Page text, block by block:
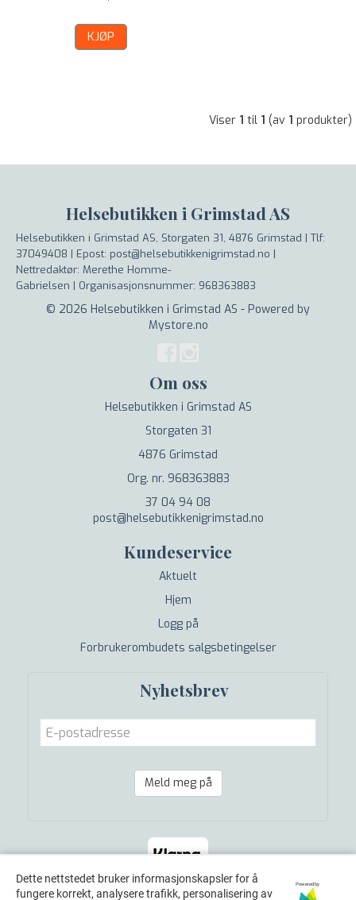
KJØP
Viser 1 til 1 (av 1 produkter)
Helsebutikken i Grimstad AS
Helsebutikken i Grimstad AS, Storgaten 31, 4876 Grimstad | Tlf:
37049408 | Epost: post@helsebutikkenigrimstad.no |
Nettredaktør: Merethe Homme-
Gabrielsen | Organisasjonsnummer: 968363883
© 2026 Helsebutikken i Grimstad AS - Powered by
Mystore.no
Om oss
Helsebutikken i Grimstad AS
Storgaten 31
4876 Grimstad
Org. nr. 968363883
37 04 94 08
post@helsebutikkenigrimstad.no
Kundeservice
Aktuelt
Hjem
Logg på
Forbrukerombudets salgsbetingelser
Nyhetsbrev
Meld meg på
Dette nettstedet bruker informasjonskapsler for å
fungere korrekt, analysere trafikk, personalisering av
Powered by